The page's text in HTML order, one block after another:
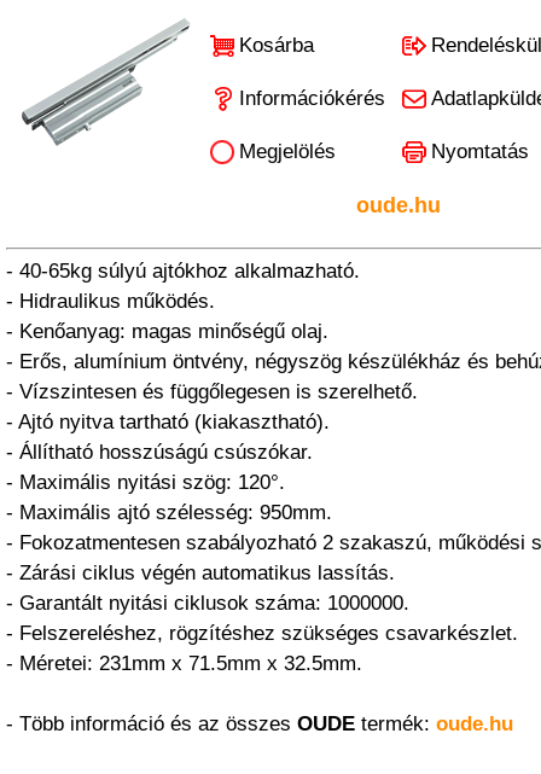
Kosárba
Információkérés
Megjelölés Nyomtatás
oude.hu
- 40-65kg súlyú ajtókhoz alkalmazható.
- Hidraulikus működés.
- Kenőanyag: magas minőségű olaj.
- Erős, alumínium öntvény, négyszög készülékház és
- Vízszintesen és függőlegesen is szerelhető.
- Ajtó nyitva tartható (kiakasztható).
- Állítható hosszúságú csúszókar.
- Maximális nyitási szög: 120°.
- Maximális ajtó szélesség: 950mm.
- Fokozatmentesen szabályozható 2 szakaszú, működési
- Zárási ciklus végén automatikus lassítás.
- Garantált nyitási ciklusok száma: 1000000.
- Felszereléshez, rögzítéshez szükséges csavarkészlet.
- Méretei: 231mm x 71.5mm x 32.5mm.
- Több információ és az összes OUDE termék: oude.hu